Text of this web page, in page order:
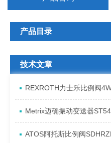
产品目录
技术文章
ATOS阿托斯比例阀